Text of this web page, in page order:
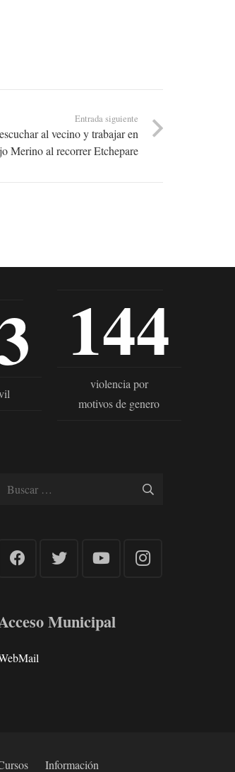
Entrada siguiente
al vecino y trabajar en
Merino al recorrer Etchepare
144
violencia por
motivos de genero
Municipal
Información